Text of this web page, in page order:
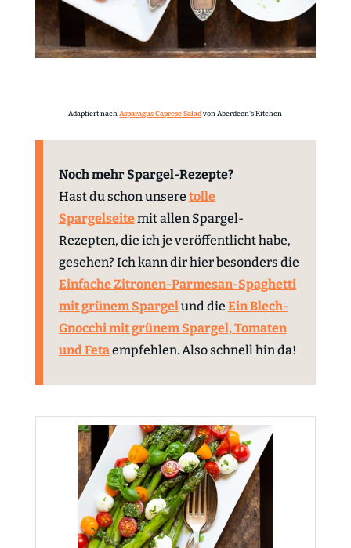
Adaptiert nachAsparagus Caprese Salad von Aberdeen's Kitchen
Noch mehr Spargel-Rezepte?
Hast du schon unsere tolle
Spargelseitemit allen Spargel-
Rezepten, die ich je veröffentlicht habe,
gesehen? Ich kann dir hier besonders die
Einfache Zitronen-Parmesan-Spaghetti
mit grünem Spargelund die Ein Blech-
Gnocchi mit grünem Spargel, Tomaten
und Fetaempfehlen. Also schnell hin da!